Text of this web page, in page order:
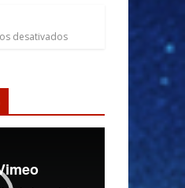
desativados